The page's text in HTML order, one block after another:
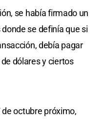
se había firmado un
se definía que si
debía pagar
dólares y ciertos
de octubre próximo,